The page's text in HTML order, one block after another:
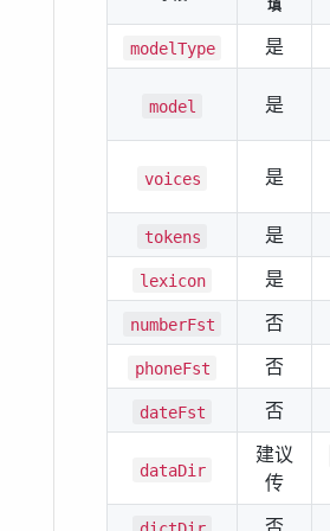
填
modelType 是
model 是
voices 是
tokens 是
lexicon 是
numberFst 否
phoneFst 否
dateFst 否
dataDir
建议
传